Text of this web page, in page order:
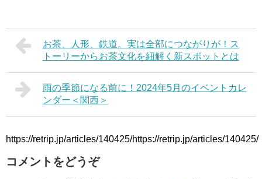
お茶、人形、鉄道。実は全部につながりが！ス
トーリーからお茶文化を紐解く新スポットとは
雨の季節になる前に！2024年5月のイベントカレ
ンダー＜関西＞
https://retrip.jp/articles/140425/https://retrip.jp/articles/140425/
コメントをどうぞ